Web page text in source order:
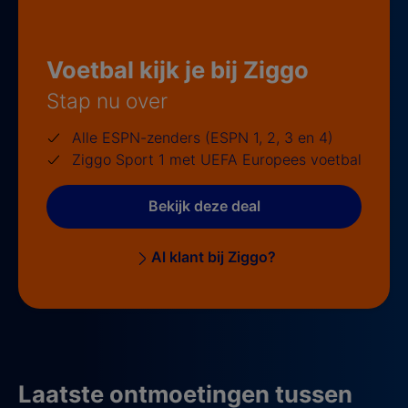
Voetbal kijk je bij Ziggo
Stap nu over
Alle ESPN-zenders (ESPN 1, 2, 3 en 4)
Ziggo Sport 1 met UEFA Europees voetbal
Bekijk deze deal
Al klant bij Ziggo?
Laatste ontmoetingen tussen